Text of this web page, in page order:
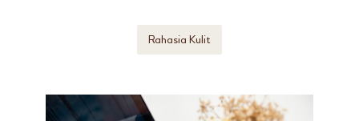
Rahasia Kulit